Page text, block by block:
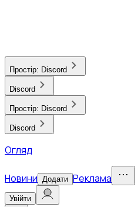
Простір: Discord
Discord
Простір: Discord
Discord
Огляд
Новини Додати Реклама
Увійти